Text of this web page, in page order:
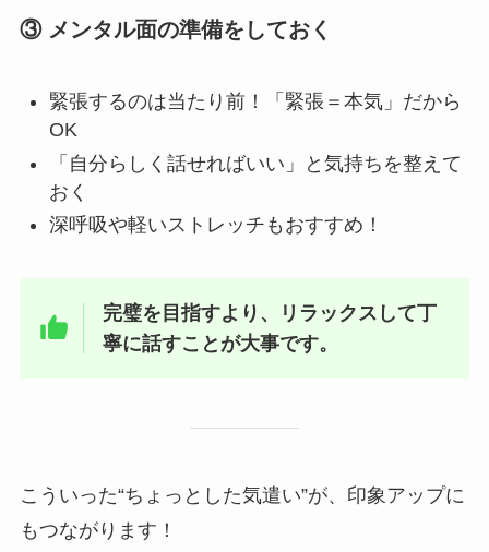
③ メンタル面の準備をしておく
緊張するのは当たり前！「緊張＝本気」だから
OK
「自分らしく話せればいい」と気持ちを整えて
おく
深呼吸や軽いストレッチもおすすめ！
完璧を目指すより、リラックスして丁
寧に話すことが大事です。
こういった“ちょっとした気遣い”が、印象アップに
もつながります！